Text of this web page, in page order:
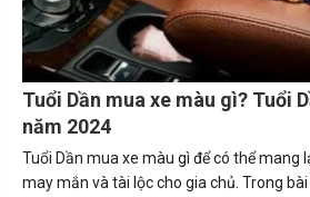
Tuổi Dần mua xe màu gì? Tuổi
năm 2024
Tuổi Dần mua xe màu gì để có thể mang
may mắn và tài lộc cho gia chủ. Trong